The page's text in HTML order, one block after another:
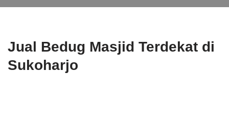
Jual Bedug Masjid Terdekat di
Sukoharjo